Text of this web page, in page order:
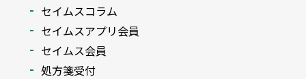
セイムスコラム
セイムスアプリ会員
セイムス会員
処方箋受付